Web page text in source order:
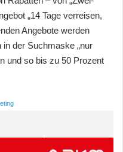
„14 Tage verreisen,
Angebote werden
der Suchmaske „nur
und so bis zu 50 Prozent